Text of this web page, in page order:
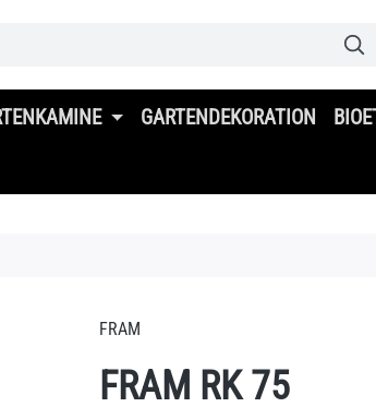
GARTENDEKORATION
FRAM
FRAM RK 75